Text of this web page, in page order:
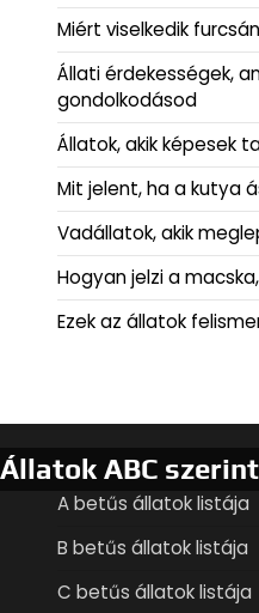
Miért viselkedik
Állati érdekességek,
gondolkodásod
Állatok, akik képesek
Mit jelent, ha a kutya
Vadállatok, akik
Hogyan jelzi a
Ezek az állatok
Állatok ABC
A betűs állatok listája
B betűs állatok listája
C betűs állatok listája